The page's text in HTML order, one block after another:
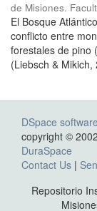
de Misiones.
El Bosque
conflicto entre
forestales de pino
(Liebsch &
DSpace software
copyright ©
DuraSpace
Contact Us |
Repositorio